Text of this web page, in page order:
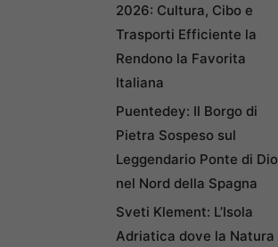
2026: Cultura, Cibo e
Trasporti Efficiente la
Rendono la Favorita
Italiana
Puentedey: Il Borgo di
Pietra Sospeso sul
Leggendario Ponte di Dio
nel Nord della Spagna
Sveti Klement: L’Isola
Adriatica dove la Natura